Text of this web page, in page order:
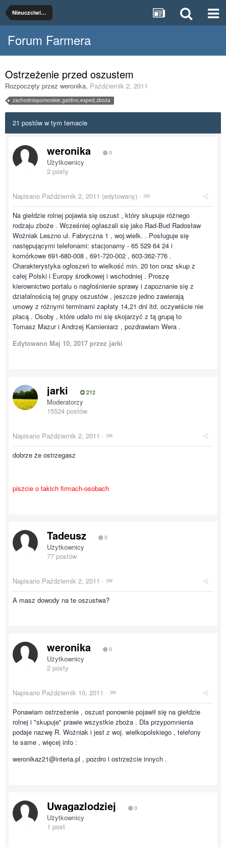
Nieuczciwi kontrahenci
Forum Farmera
Ostrzeżenie przed oszustem
Rozpoczęty przez weronika, Październik 2, 2011
zachodniopomorskie,gardno,exped,zboża
21 postów w tym temacie
weronika 0
Użytkownicy
2 posty
Napisano Październik 2, 2011 (edytowany) ·
Na giełdzie rolnej pojawia się oszust , który skupuje różnego
rodzaju zboże . Wcześniej ogłaszali się jako Rad-Bud Radosław
Wożniak Leszno ul. Fabryczna 1 , woj.wielk. . Posługuje się
następującymi telefonami: stacjonarny - 65 529 64 24 i
komórkowe 691-680-008 , 691-720-002 , 603-362-776 .
Charakterystyka ogłoszeń to wielkość min. 20 ton oraz skup z
całej Polski i Europy środkowej i wschodniej . Proszę
kierownictwo portalu o nagłośnienie sprawy i zapoznanie się z
działalnością tej grupy oszustów , jeszcze jedno zawierają
umowy z różnymi terminami zapłaty 14,21 dni itd. oczywiście nie
płacą . Osoby , które udało mi się skojarzyć z tą grupą to
Tomasz Mazur i Andrzej Kamieniarz , pozdrawiam Wera .
Edytowano Maj 10, 2017 przez jarki
jarki 212
Moderatorzy
15524 postów
Napisano Październik 2, 2011 ·
dobrze że ostrzegasz
piszcie o takich firmach-osobach
Tadeusz 0
Użytkownicy
77 postów
Napisano Październik 2, 2011 ·
A masz dowody na te oszustwa?
weronika 0
Użytkownicy
2 posty
Napisano Październik 10, 2011 ·
Ponawiam ostrzeżenie , oszust ponownie pojawił się na giełdzie
rolnej i "skupuje" prawie wszystkie zboża . Dla przypomnienia
podaje nazwę R. Wożniak i jest z woj. wielkopolskiego , telefony
te same , więcej info :
weronikaz21@interia.pl , pozdro i ostrzeżcie innych .
Uwagazlodziej 0
Użytkownicy
1 post